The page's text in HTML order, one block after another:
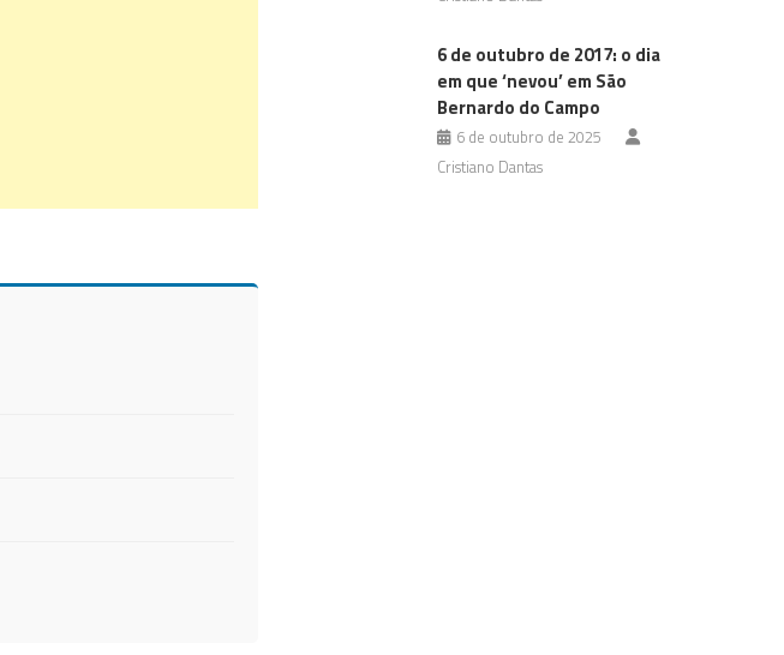
6 de outubro de 2017: o dia
em que ‘nevou’ em São
Bernardo do Campo
6 de outubro de 2025
Cristiano Dantas